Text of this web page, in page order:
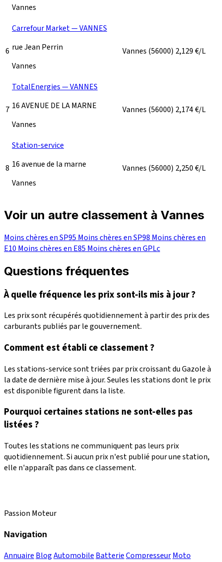
Vannes
6
Carrefour Market — VANNES
rue Jean Perrin
Vannes
Vannes (56000) 2,129€/L
7
TotalEnergies — VANNES
16 AVENUE DE LA MARNE
Vannes
Vannes (56000) 2,174€/L
8
Station-service
16 avenue de la marne
Vannes
Vannes (56000) 2,250€/L
Voir un autre classement à Vannes
Moins chères en SP95 Moins chères en SP98 Moins chères en
E10 Moins chères en E85 Moins chères en GPLc
Questions fréquentes
À quelle fréquence les prix sont-ils mis à jour ?
Les prix sont récupérés quotidiennement à partir des prix des
carburants publiés par le gouvernement.
Comment est établi ce classement ?
Les stations-service sont triées par prix croissant du Gazole à
la date de dernière mise à jour. Seules les stations dont le prix
est disponible figurent dans la liste.
Pourquoi certaines stations ne sont-elles pas
listées ?
Toutes les stations ne communiquent pas leurs prix
quotidiennement. Si aucun prix n'est publié pour une station,
elle n'apparaît pas dans ce classement.
Passion Moteur
Navigation
Annuaire BlogAutomobile BatterieCompresseurMoto